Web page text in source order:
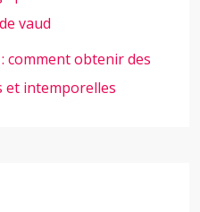
vaud
comment obtenir des
et intemporelles